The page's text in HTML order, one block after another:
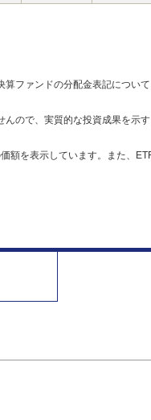
ファンドの分配金表記につい
ので、実質的な投資成果を示
を表示しています。また、